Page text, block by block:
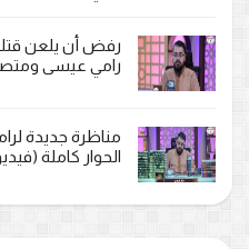
رفض أن يلعن
رامي عيسى
مناظرة جديدة
الحوار كاملة